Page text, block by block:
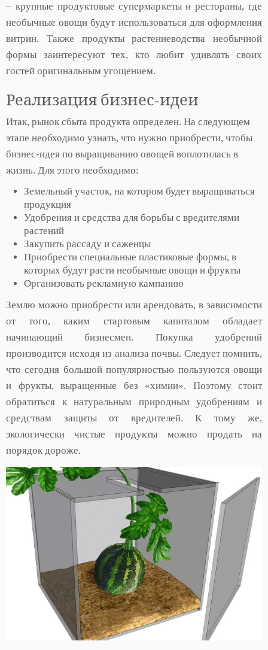
– крупные продуктовые супермаркеты и рестораны, где
необычные овощи будут использоваться для оформления
витрин. Также продукты растениеводства необычной
формы заинтересуют тех, кто любит удивлять своих
гостей оригинальным угощением.
Реализация бизнес-идеи
Итак, рынок сбыта продукта определен. На следующем
этапе необходимо узнать, что нужно приобрести, чтобы
бизнес-идея по выращиванию овощей воплотилась в
жизнь. Для этого необходимо:
Земельный участок, на котором будет выращиваться
продукция
Удобрения и средства для борьбы с вредителями
растений
Закупить рассаду и саженцы
Приобрести специальные пластиковые формы, в
которых будут расти необычные овощи и фрукты
Организовать рекламную кампанию
Землю можно приобрести или арендовать, в зависимости
от того, каким стартовым капиталом обладает
начинающий бизнесмен. Покупка удобрений
производится исходя из анализа почвы. Следует помнить,
что сегодня большой популярностью пользуются овощи
и фрукты, выращенные без «химии». Поэтому стоит
обратиться к натуральным природным удобрениям и
средствам защиты от вредителей. К тому же,
экологически чистые продукты можно продать на
порядок дороже.